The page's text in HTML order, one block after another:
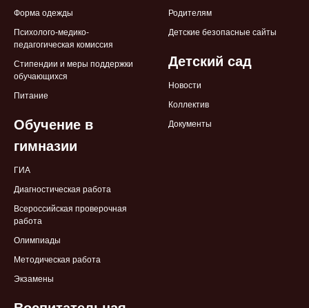
Форма одежды
Психолого-медико-
педагогическая комиссия
Стипендии и меры поддержки
обучающихся
Питание
Обучение в
гимназии
ГИА
Диагностическая работа
Всероссийская проверочная
работа
Олимпиады
Методическая работа
Экзамены
Родителям
Детские безопасные сайты
Детский сад
Новости
Коллектив
Документы